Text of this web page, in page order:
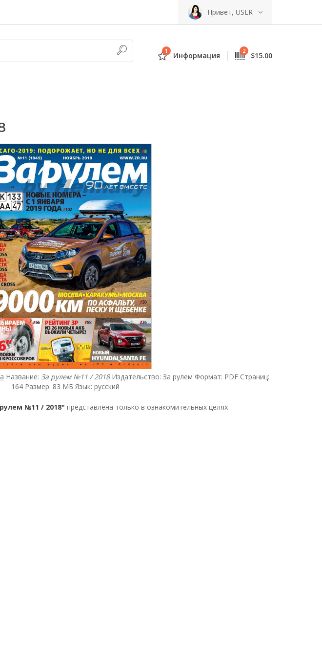
Привет, USER
1 Информация 2 $15.00
Название:За рулем №11 / 2018Издательство: За рулем Формат: PDF Страниц:
164 Размер: 83 МБ Язык: русский
№11 / 2018" представлена только в ознакомительных целях